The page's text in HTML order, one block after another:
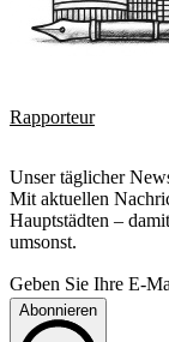
Rapporteur
Unser täglicher
Mit aktuellen
Hauptstädten –
umsonst.
Geben Sie Ihre E-
Abonnieren